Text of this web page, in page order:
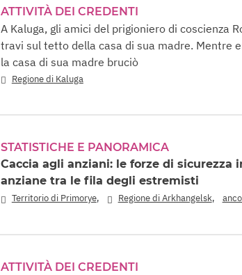
ATTIVITÀ DEI CREDENTI
A Kaluga, gli amici del prigioniero di coscienza
travi sul tetto della casa di sua madre. Mentre
la casa di sua madre bruciò
Regione di Kaluga
STATISTICHE E PANORAMICA
Caccia agli anziani: le forze di sicurezza
anziane tra le fila degli estremisti
Territorio di Primorye, Regione di Arkhangelsk,
ATTIVITÀ DEI CREDENTI